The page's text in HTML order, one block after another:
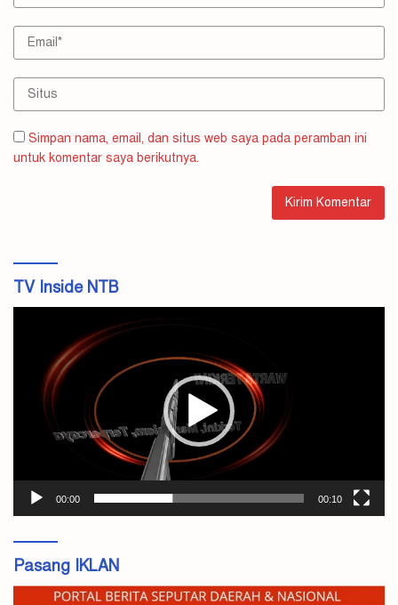
Simpan nama, email, dan situs web saya pada peramban ini
untuk komentar saya berikutnya.
TV Inside NTB
00:00 00:10
Pasang IKLAN